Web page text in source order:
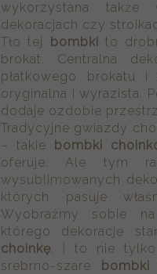
wykorzystana także
dekoracjach czy
Tło tej
bombki
to
brokat. Centralna
płatkowego brokatu
oryginalna i wyrazista.
dodaje ozdobie
Tradycyjne gwiazdy
– takie bombki
oferuje. Ale tym
wysublimowanych
których pasuje
Wyobraźmy sobie
którego dekorację
choinkę, i to nie tylko
srebrno-szare
bombki